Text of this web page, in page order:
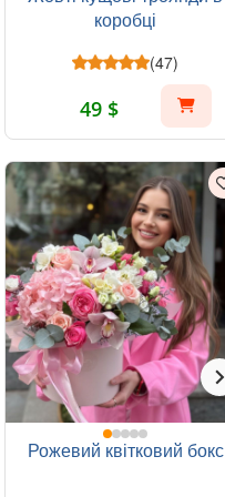
коробці
(47)
49 $
Рожевий квітковий бокс